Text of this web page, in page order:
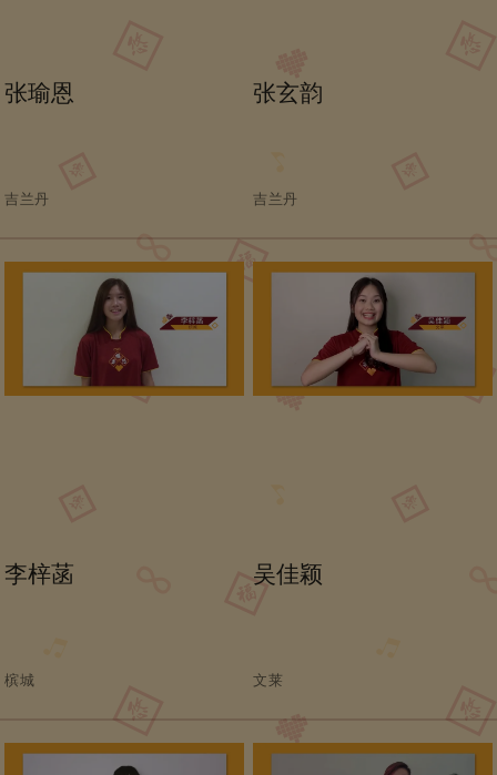
张瑜恩
吉兰丹
张玄韵
吉兰丹
李梓菡
槟城
吴佳颖
文莱